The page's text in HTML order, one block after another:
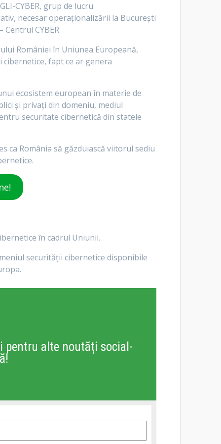
CYBER, grup de lucru
necesar operaționalizării la București
CYBER.
României în Uniunea Europeană,
fapt ce ar genera
ecosistem european în materie de
și privați din domeniu, mediul
securitate cibernetică din statele
ca România să găzduiască viitorul sediu
în cadrul Uniunii.
securității cibernetice disponibile
pentru alte noutăți social-